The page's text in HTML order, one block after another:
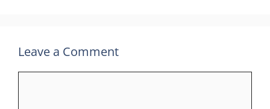
Leave a Comment